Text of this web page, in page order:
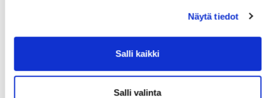
Näytä tiedot
Salli kaikki
Salli valinta